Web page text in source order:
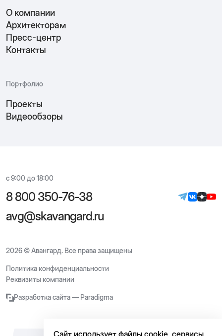
О компании
Архитекторам
Пресс-центр
Контакты
Портфолио
Проекты
Видеообзоры
с 9:00 до 18:00
8 800 350-76-38
avg@skavangard.ru
2026 © Авангард. Все права защищены
Политика конфиденциальности
Реквизиты компании
Разработка сайта — Paradigma
Сайт использует файлы cookie, сервисы